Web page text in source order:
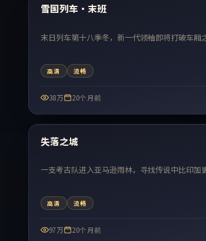
最新
雪国列车·末班
末日列车第十八季冬，新一代领袖即将打破车厢
高清 流畅
38万 20个月前
最新
失落之城
一支考古队进入亚马逊雨林，寻找传说中比印加
高清 流畅
97万 20个月前